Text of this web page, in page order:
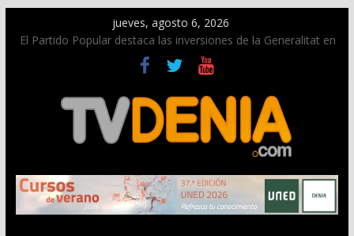
jueves, agosto 6, 2026
El Partido Popular destaca las inversiones de la Generalitat en
Dénia y la Marina Alta contempladas en los nuevos
presupuestos autonómicos
La Entraeta Festera llena de ambiente la calle Marqués de
Campo con la recepción a la Capitanía Cristiana
El XII Festival de Jazz de Dénia reunirá durante agosto a
figuras nacionales e internacionales en los Jardins de
Los Moros y Cristianos 2026 reciben las llaves de la ciudad y
dan inicio a las fiestas en Dénia
Una nueva campaña anima a la juventud a disfrutar de la